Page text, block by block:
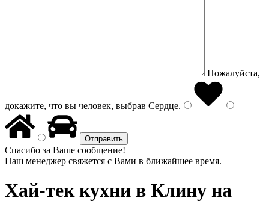
Пожалуйста,
докажите, что вы человек, выбрав Сердце.
Спасибо за Ваше сообщение!
Наш менеджер свяжется с Вами в ближайшее время.
Хай-тек кухни в Клину на